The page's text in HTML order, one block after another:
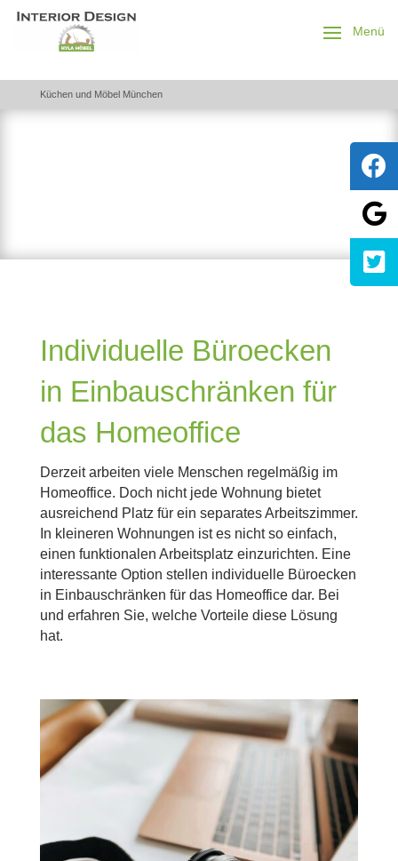
Küchen und Möbel München
Individuelle Büroecken
in Einbauschränken für
das Homeoffice
Derzeit arbeiten viele Menschen regelmäßig im
Homeoffice. Doch nicht jede Wohnung bietet
ausreichend Platz für ein separates Arbeitszimmer.
In kleineren Wohnungen ist es nicht so einfach,
einen funktionalen Arbeitsplatz einzurichten. Eine
interessante Option stellen individuelle Büroecken
in Einbauschränken für das Homeoffice dar. Bei
und erfahren Sie, welche Vorteile diese Lösung
hat.